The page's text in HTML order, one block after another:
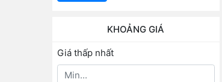
KHOẢNG GIÁ
Giá thấp nhất